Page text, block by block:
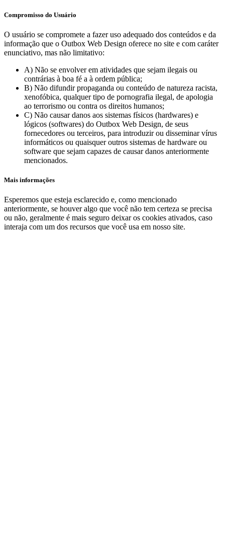
Compromisso do Usuário
O usuário se compromete a fazer uso adequado dos conteúdos e da
informação que o Outbox Web Design oferece no site e com caráter
enunciativo, mas não limitativo:
A) Não se envolver em atividades que sejam ilegais ou
contrárias à boa fé a à ordem pública;
B) Não difundir propaganda ou conteúdo de natureza racista,
xenofóbica, qualquer tipo de pornografia ilegal, de apologia
ao terrorismo ou contra os direitos humanos;
C) Não causar danos aos sistemas físicos (hardwares) e
lógicos (softwares) do Outbox Web Design, de seus
fornecedores ou terceiros, para introduzir ou disseminar vírus
informáticos ou quaisquer outros sistemas de hardware ou
software que sejam capazes de causar danos anteriormente
mencionados.
Mais informações
Esperemos que esteja esclarecido e, como mencionado
anteriormente, se houver algo que você não tem certeza se precisa
ou não, geralmente é mais seguro deixar os cookies ativados, caso
interaja com um dos recursos que você usa em nosso site.